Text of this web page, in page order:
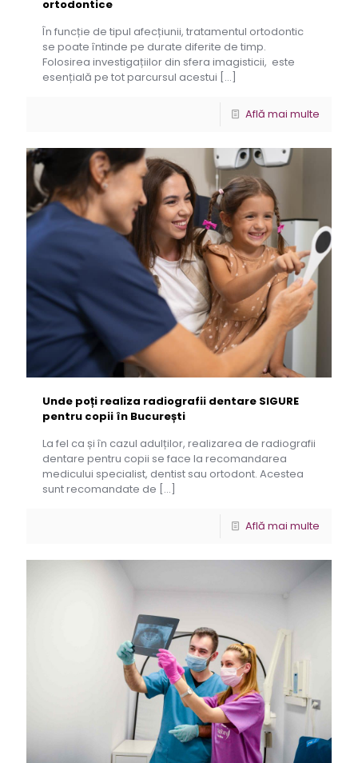
ortodontice
În funcție de tipul afecțiunii, tratamentul ortodontic
se poate întinde pe durate diferite de timp.
Folosirea investigațiilor din sfera imagisticii, este
esențială pe tot parcursul acestui […]
Află mai multe
Unde poți realiza radiografii dentare SIGURE
pentru copii în București
La fel ca și în cazul adulților, realizarea de radiografii
dentare pentru copii se face la recomandarea
medicului specialist, dentist sau ortodont. Acestea
sunt recomandate de […]
Află mai multe